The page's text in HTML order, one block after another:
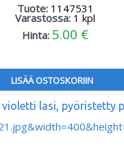
Tuote: 1147531
Varastossa: 1 kpl
Hinta: 5.00 €
LISÄÄ OSTOSKORIIN
violetti lasi, pyöristetty